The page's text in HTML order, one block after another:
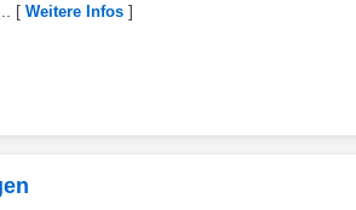
[ Weitere Infos ]